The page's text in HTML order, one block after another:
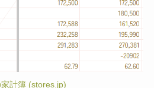
家計簿 (stores.jp)